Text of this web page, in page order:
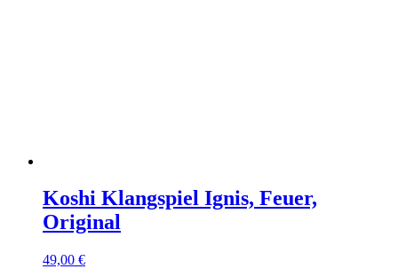
Koshi Klangspiel Ignis, Feuer,
Original
49,00 €